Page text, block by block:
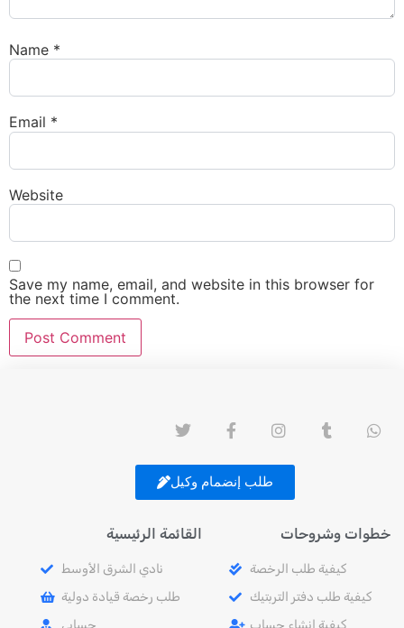
Name *
Email *
Website
Save my name, email, and website in this browser for
the next time I comment.
طلب إنضمام وكيل
القائمة الرئيسية
نادي الشرق الأوسط
طلب رخصة قيادة دولية
خطوات وشروحات
كيفية طلب الرخصة
كيفية طلب دفتر التربتيك